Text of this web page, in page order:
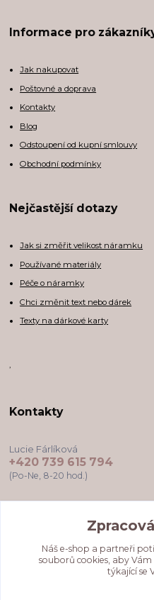
Informace pro
Jak nakupovat
Poštovné a doprava
Kontakty
Blog
Odstoupení od kupní smlouvy
Obchodní podmínky
Nejčastější dotazy
Jak si změřit velikost náramku
Používané materiály
Péče o náramky
Chci změnit text nebo dárek
Texty na dárkové karty
,
Kontakty
Lucie Fárlíková
+420 739 615 794
(Po-Ne, 8-20 hod.)
Náš e-shop a partneři
souborů cookies, aby
týkající se